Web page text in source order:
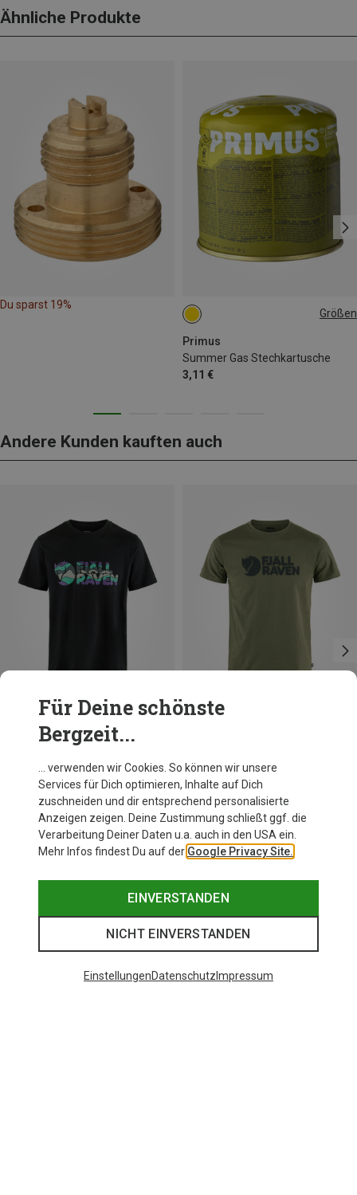
Ähnliche Produkte
Du sparst 19%
Größen
Primus
Summer Gas Stechkartusche
3,11 €
190G
Andere Kunden kauften auch
Du sparst 28%
Für Deine schönste
Bergzeit...
… verwenden wir Cookies. So können wir unsere
Services für Dich optimieren, Inhalte auf Dich
zuschneiden und dir entsprechend personalisierte
Anzeigen zeigen. Deine Zustimmung schließt ggf. die
Verarbeitung Deiner Daten u.a. auch in den USA ein.
Mehr Infos findest Du auf der Google Privacy Site.
EINVERSTANDEN
NICHT EINVERSTANDEN
EinstellungenDatenschutz Impressum